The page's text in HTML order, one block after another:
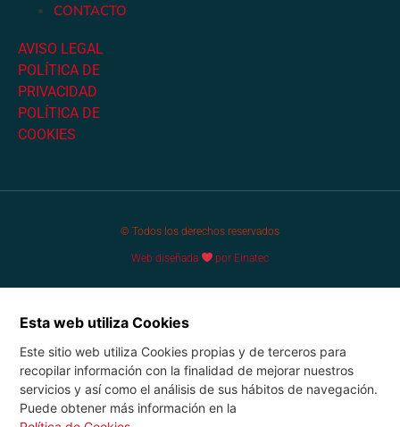
CONTACTO
AVISO LEGAL
POLÍTICA DE
PRIVACIDAD
POLÍTICA DE
COOKIES
© Todos los derechos reservados
Web diseñada por Einatec
Esta web utiliza Cookies
Este sitio web utiliza Cookies propias y de terceros para
recopilar información con la finalidad de mejorar nuestros
servicios y así como el análisis de sus hábitos de navegación.
Puede obtener más información en la